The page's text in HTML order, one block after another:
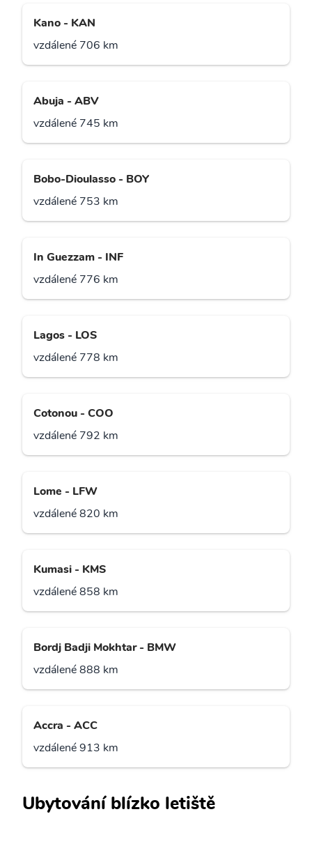
Kano - KAN
vzdálené 706 km
Abuja - ABV
vzdálené 745 km
Bobo-Dioulasso - BOY
vzdálené 753 km
In Guezzam - INF
vzdálené 776 km
Lagos - LOS
vzdálené 778 km
Cotonou - COO
vzdálené 792 km
Lome - LFW
vzdálené 820 km
Kumasi - KMS
vzdálené 858 km
Bordj Badji Mokhtar - BMW
vzdálené 888 km
Accra - ACC
vzdálené 913 km
Ubytování blízko letiště